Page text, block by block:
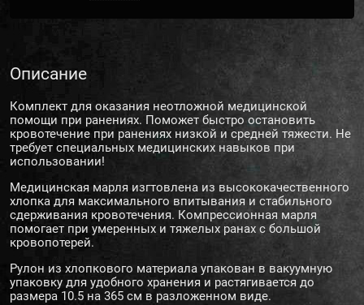
Описание
Комплект для оказания неотложной медицинской
помощи при ранениях. Поможет быстро остановить
кровотечение при ранениях низкой и средней тяжести. Не
требует специальных медицинских навыков при
использовании!
Медицинская марля изгтовлена из высококачественного
хлопка для максимального впитывания и стабильного
сдерживания кровотечения. Компрессионная марля
помогает при умеренных и тяжелых ранах с большой
кровопотерей.
Рулон из хлопкового материала упакован в вакуумную
упаковку для удобного хранения и растягивается до
размера 10.5 на 365 см в разложенном виде.